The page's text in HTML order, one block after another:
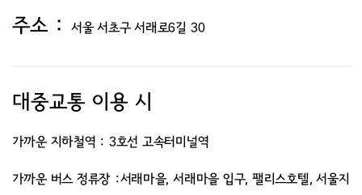
주소 : 서울 서초구 서래로6길 30
대중교통 이용 시
가까운 지하철역 : 3호선 고속터미널역
가까운 버스 정류장 :서래마을, 서래마을 입구, 팰리스호텔, 서울지